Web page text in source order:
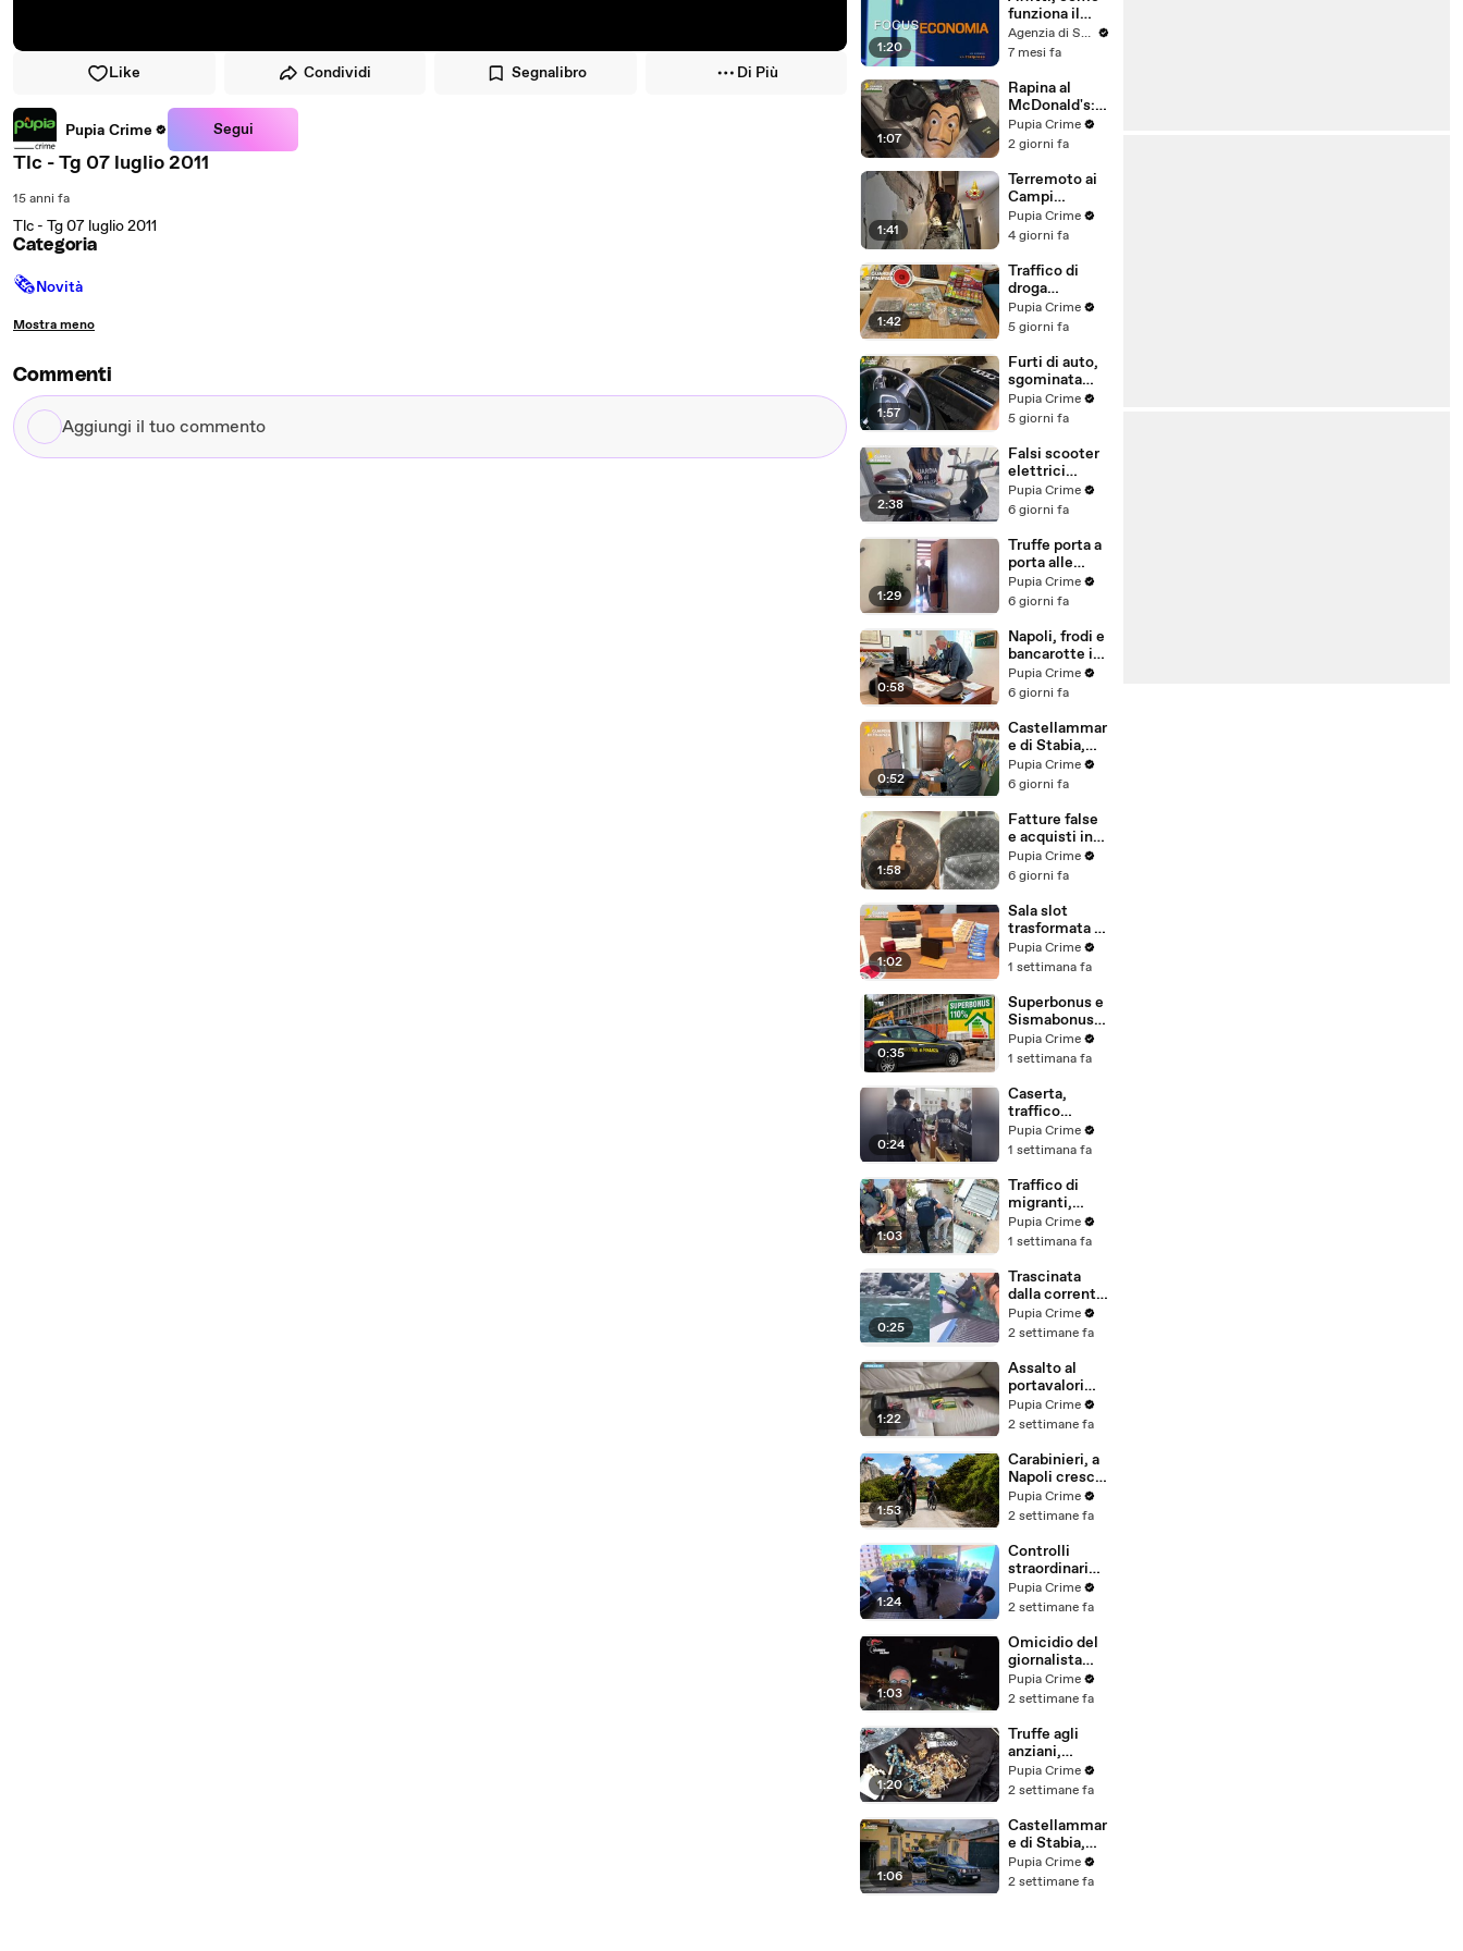
Like Condividi Segnalibro Di Più
Pupia Crime Segui
Tlc - Tg 07 luglio 2011
15 anni fa
Tlc - Tg 07 luglio 2011
Categoria
🗞Novità
Mostra meno
Commenti
Aggiungi
il
1:20
funziona il
canone
concordato
Agenzia di Stampa ITALPRESS
7 mesi fa
1:07
Rapina al
McDonald's:
cinque arresti,
due indagati
spaccio di
droga
(03.08.26)
Pupia Crime
2 giorni fa
1:41
Terremoto ai
Campi
Flegrei: 250
sfollati e 21
residenti
chiedono
certezze sul
futuro
(01.08.26)
Pupia Crime
4 giorni fa
1:42
Traffico di
droga
"ispirato" da
serie tv e trap:
(31.07.26)
Pupia Crime
5 giorni fa
1:57
Furti di auto,
sgominata
banda
specializzata:
(31.07.26)
Pupia Crime
5 giorni fa
2:38
Falsi scooter
elettrici
venduti come
e-bike:
5 milioni
(30.07.26)
Pupia Crime
6 giorni fa
1:29
Truffe porta a
porta alle
anziane: in 6 a
processo,
vittime in
tutta Italia
(30.07.26)
Pupia Crime
6 giorni fa
0:58
Napoli, frodi e
bancarotte in
commercio
vini:
7,8 milioni
(30.07.26)
Pupia Crime
6 giorni fa
0:52
Castellammar
e di Stabia,
evasione
fiscale:
beni per 1,6
milioni ad un
consorzio
navale
(29.07.26)
Pupia Crime
6 giorni fa
1:58
Fatture false
e acquisti in
nero, blitz
contro rete di
cinesi
sequestri per
8,5 milioni
(29.07.26)
Pupia Crime
6 giorni fa
1:02
Sala slot
trasformata in
"bancomat":
sequestrati
220mila euro
a due coniugi
(29.07.26)
Pupia Crime
1 settimana fa
0:35
Superbonus e
Sismabonus,
sequestrati
beni per 1,4
scoperto
sistema con
false
abitazioni
(29.07.26)
Pupia Crime
1 settimana fa
0:24
Caserta,
traffico
internazionale
di cocaina:
latitante
nigeriano
ricercato dal
2019
(28.07.26)
Pupia Crime
1 settimana fa
1:03
Traffico di
migranti,
smantellata
rete tra
altre 9
province: 18
arresti
(27.07.26)
Pupia Crime
1 settimana fa
0:25
Trascinata
dalla corrente
per 3
chilometri su
materassino:
salvata dalla
Polizia
(25.07.26)
Pupia Crime
2 settimane fa
1:22
Assalto al
portavalori
con 30 chili
d'oro sventato
arresti
(25.07.26)
Pupia Crime
2 settimane fa
1:53
Carabinieri, a
Napoli cresce
la "flotta
green": nuove
elettriche e
mezzi
sostenibili
anche sulle
isole
(25.07.26)
Pupia Crime
2 settimane fa
1:24
Controlli
straordinari
della Polizia a
Milano e
arresti, 29
denunce e
oltre 7mila
persone
identificate
(25.07.26)
Pupia Crime
2 settimane fa
1:03
Omicidio del
giornalista
Luca
Esposito:
killer, è un
26enne
tunisino
(25.07.26)
Pupia Crime
2 settimane fa
1:20
Truffe agli
anziani,
arrestato il
telefonista
colpi anche ad
Aversa, oltre
300mila euro
il bottino
stimato
Pupia Crime
2 settimane fa
1:06
Castellammar
e di Stabia,
l'ombra del
clan
Pupia Crime
2 settimane fa